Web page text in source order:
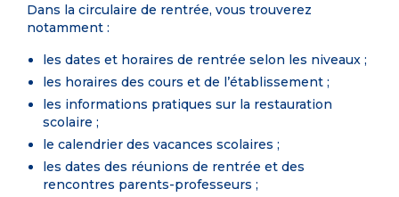
Dans la circulaire de rentrée, vous trouverez
notamment :
les dates et horaires de rentrée selon les niveaux ;
les horaires des cours et de l’établissement ;
les informations pratiques sur la restauration
scolaire ;
le calendrier des vacances scolaires ;
les dates des réunions de rentrée et des
rencontres parents-professeurs ;